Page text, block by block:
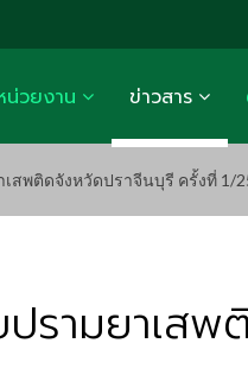
น่วยงาน ข่าวสาร
พติดจังหวัดปราจีนบุรี ครั้งที่ 1/
รามยาเสพ